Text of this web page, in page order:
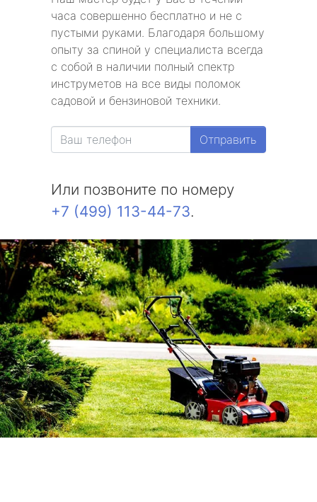
часа совершенно бесплатно и не с
пустыми руками. Благодаря большому
опыту за спиной у специалиста всегда
с собой в наличии полный спектр
инструметов на все виды поломок
садовой и бензиновой техники.
Отправить
Или позвоните по номеру
+7 (499) 113-44-73.